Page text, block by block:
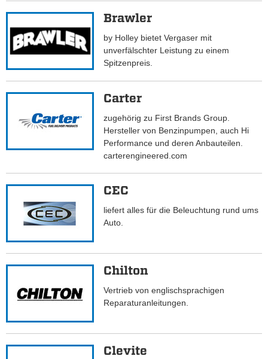
Brawler
by Holley bietet Vergaser mit
unverfälschter Leistung zu einem
Spitzenpreis.
Carter
zugehörig zu First Brands Group.
Hersteller von Benzinpumpen, auch Hi
Performance und deren Anbauteilen.
carterengineered.com
CEC
liefert alles für die Beleuchtung rund ums
Auto.
Chilton
Vertrieb von englischsprachigen
Reparaturanleitungen.
Clevite